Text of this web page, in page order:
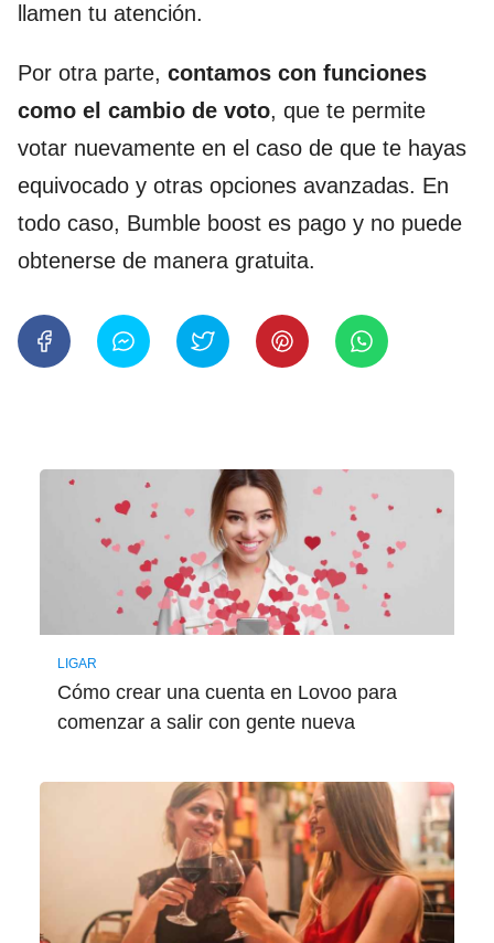
llamen tu atención.
Por otra parte, contamos con funciones
como el cambio de voto, que te permite
votar nuevamente en el caso de que te hayas
equivocado y otras opciones avanzadas. En
todo caso, Bumble boost es pago y no puede
obtenerse de manera gratuita.
LIGAR
Cómo crear una cuenta en Lovoo para
comenzar a salir con gente nueva